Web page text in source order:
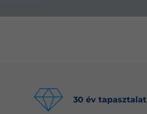
30 év tapasztalat